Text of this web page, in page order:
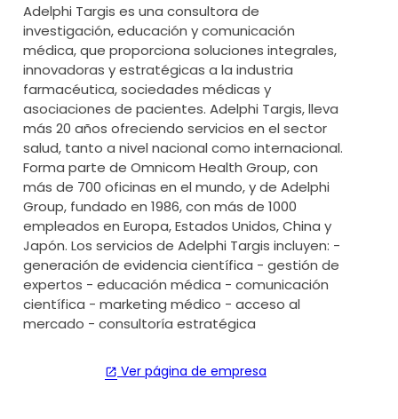
Adelphi Targis es una consultora de
investigación, educación y comunicación
médica, que proporciona soluciones integrales,
innovadoras y estratégicas a la industria
farmacéutica, sociedades médicas y
asociaciones de pacientes. Adelphi Targis, lleva
más 20 años ofreciendo servicios en el sector
salud, tanto a nivel nacional como internacional.
Forma parte de Omnicom Health Group, con
más de 700 oficinas en el mundo, y de Adelphi
Group, fundado en 1986, con más de 1000
empleados en Europa, Estados Unidos, China y
Japón. Los servicios de Adelphi Targis incluyen: -
generación de evidencia científica - gestión de
expertos - educación médica - comunicación
científica - marketing médico - acceso al
mercado - consultoría estratégica
open_in_new Ver página de empresa